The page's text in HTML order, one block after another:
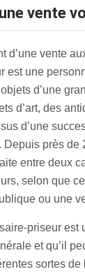
vente
d’une vente
est une
d’une
d’art, des
d’une
près de
entre deux
selon que
ou une
priseur est
et qu’il
sortes de